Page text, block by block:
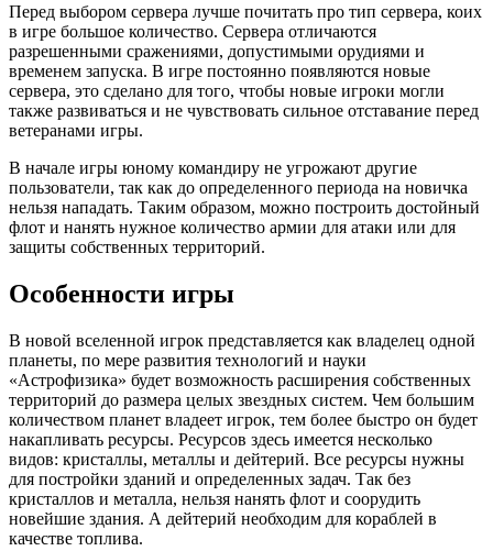
Перед выбором сервера лучше почитать про тип сервера, коих
в игре большое количество. Сервера отличаются
разрешенными сражениями, допустимыми орудиями и
временем запуска. В игре постоянно появляются новые
сервера, это сделано для того, чтобы новые игроки могли
также развиваться и не чувствовать сильное отставание перед
ветеранами игры.
В начале игры юному командиру не угрожают другие
пользователи, так как до определенного периода на новичка
нельзя нападать. Таким образом, можно построить достойный
флот и нанять нужное количество армии для атаки или для
защиты собственных территорий.
Особенности игры
В новой вселенной игрок представляется как владелец одной
планеты, по мере развития технологий и науки
«Астрофизика» будет возможность расширения собственных
территорий до размера целых звездных систем. Чем большим
количеством планет владеет игрок, тем более быстро он будет
накапливать ресурсы. Ресурсов здесь имеется несколько
видов: кристаллы, металлы и дейтерий. Все ресурсы нужны
для постройки зданий и определенных задач. Так без
кристаллов и металла, нельзя нанять флот и соорудить
новейшие здания. А дейтерий необходим для кораблей в
качестве топлива.